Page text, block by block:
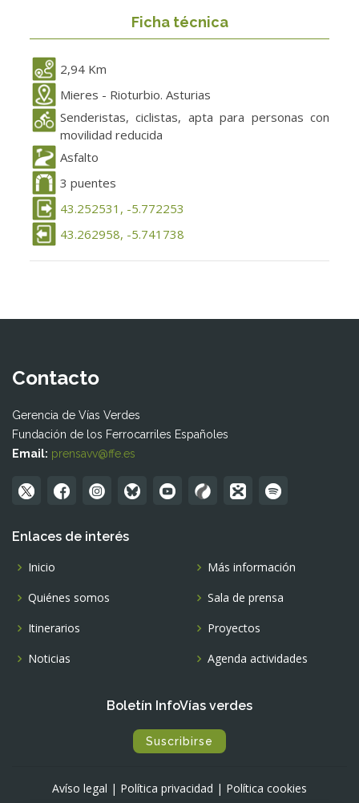
Ficha técnica
2,94 Km
Mieres - Rioturbio. Asturias
Senderistas, ciclistas, apta para personas con
movilidad reducida
Asfalto
3 puentes
43.252531, -5.772253
43.262958, -5.741738
Contacto
Gerencia de Vías Verdes
Fundación de los Ferrocarriles Españoles
Email: prensavv@ffe.es
Enlaces de interés
Inicio
Quiénes somos
Itinerarios
Noticias
Más información
Sala de prensa
Proyectos
Agenda actividades
Boletín InfoVías verdes
Suscribirse
Avíso legal | Política privacidad | Política cookies